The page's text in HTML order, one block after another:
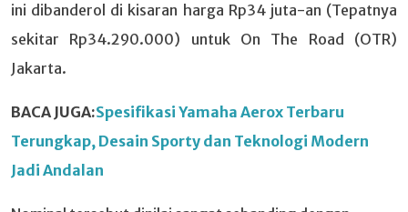
ini dibanderol di kisaran harga Rp34 juta-an (Tepatnya
sekitar Rp34.290.000) untuk On The Road (OTR)
Jakarta.
BACA JUGA:Spesifikasi Yamaha Aerox Terbaru
Terungkap, Desain Sporty dan Teknologi Modern
Jadi Andalan